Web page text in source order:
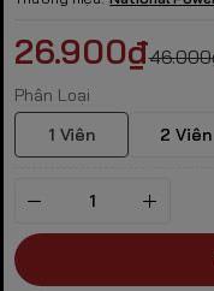
26.900₫
Phân Loại
1 Viên
2 Viên